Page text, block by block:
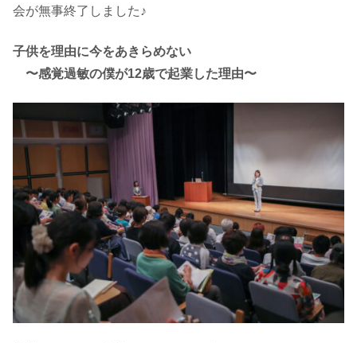
会が無事終了しました♪
子供を理由に今をあきらめない
〜感覚過敏の僕が12歳で起業した理由〜